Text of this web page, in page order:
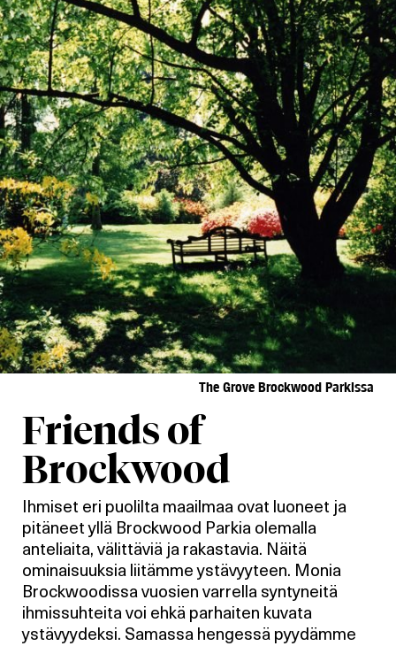
The Grove Brockwood Parkissa
Friends of
Brockwood
Ihmiset eri puolilta maailmaa ovat luoneet ja
pitäneet yllä Brockwood Parkia olemalla
anteliaita, välittäviä ja rakastavia. Näitä
ominaisuuksia liitämme ystävyyteen. Monia
Brockwoodissa vuosien varrella syntyneitä
ihmissuhteita voi ehkä parhaiten kuvata
ystävyydeksi. Samassa hengessä pyydämme